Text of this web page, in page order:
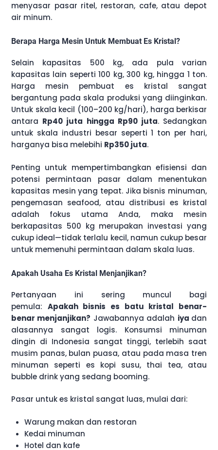
menyasar pasar ritel, restoran, cafe, atau depot
air minum.
Berapa Harga Mesin Untuk Membuat Es Kristal?
Selain kapasitas 500 kg, ada pula varian
kapasitas lain seperti 100 kg, 300 kg, hingga 1 ton.
Harga mesin pembuat es kristal sangat
bergantung pada skala produksi yang diinginkan.
Untuk skala kecil (100–200 kg/hari), harga berkisar
antara Rp40 juta hingga Rp90 juta. Sedangkan
untuk skala industri besar seperti 1 ton per hari,
harganya bisa melebihi Rp350 juta.
Penting untuk mempertimbangkan efisiensi dan
potensi permintaan pasar dalam menentukan
kapasitas mesin yang tepat. Jika bisnis minuman,
pengemasan seafood, atau distribusi es kristal
adalah fokus utama Anda, maka mesin
berkapasitas 500 kg merupakan investasi yang
cukup ideal—tidak terlalu kecil, namun cukup besar
untuk memenuhi permintaan dalam skala luas.
Apakah Usaha Es Kristal Menjanjikan?
Pertanyaan ini sering muncul bagi
pemula: Apakah bisnis es batu kristal benar-
benar menjanjikan? Jawabannya adalah iya dan
alasannya sangat logis. Konsumsi minuman
dingin di Indonesia sangat tinggi, terlebih saat
musim panas, bulan puasa, atau pada masa tren
minuman seperti es kopi susu, thai tea, atau
bubble drink yang sedang booming.
Pasar untuk es kristal sangat luas, mulai dari:
Warung makan dan restoran
Kedai minuman
Hotel dan kafe